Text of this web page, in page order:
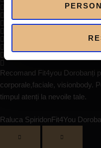
Recomand Fit4you Dorobanți
corporale,faciale, visionbody.
timpul atenți la nevoile tale.
Raluca SpiridonFit4You